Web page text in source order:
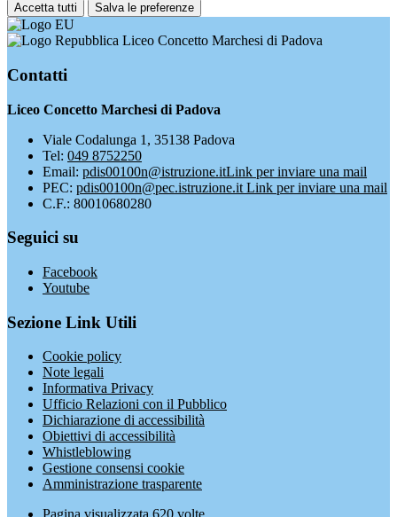
Accetta tutti Salva le preferenze
Liceo Concetto Marchesi di Padova
Contatti
Liceo Concetto Marchesi di Padova
Viale Codalunga 1, 35138 Padova
Tel: 049 8752250
Email: pdis00100n@istruzione.itLink per inviare una mail
PEC: pdis00100n@pec.istruzione.it Link per inviare una mail
C.F.: 80010680280
Seguici su
Facebook
Youtube
Sezione Link Utili
Cookie policy
Note legali
Informativa Privacy
Ufficio Relazioni con il Pubblico
Dichiarazione di accessibilità
Obiettivi di accessibilità
Whistleblowing
Gestione consensi cookie
Amministrazione trasparente